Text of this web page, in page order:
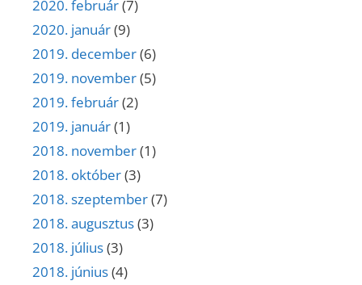
2020. február(7)
2020. január(9)
2019. december(6)
2019. november(5)
2019. február(2)
2019. január(1)
2018. november(1)
2018. október(3)
2018. szeptember(7)
2018. augusztus(3)
2018. július(3)
2018. június(4)